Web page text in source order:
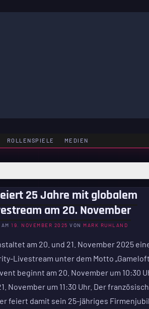
ROLLENSPIELE MEDIEN
25 Jahre mit globalem
am 20. November
AM19. NOVEMBER 2025 VON MARK RUHLAND
am 20. und 21. November 2025
Livestream unter dem Motto „Gameloft
beginnt am 20. November um 10:30
November um 11:30 Uhr. Der
feiert damit sein 25-jähriges